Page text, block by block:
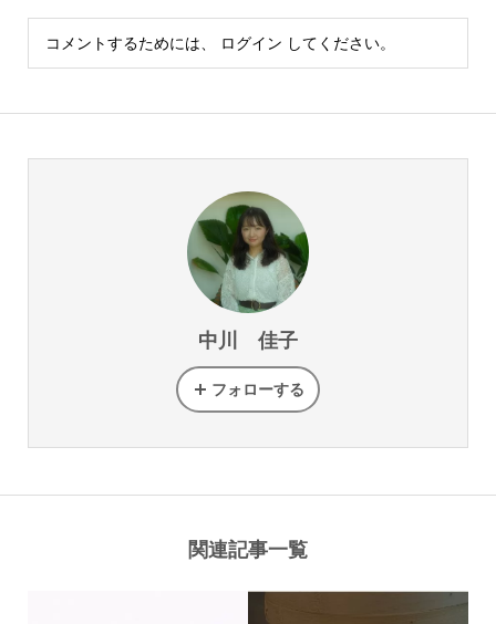
コメントするためには、 ログイン してください。
中川 佳子
フォローする
関連記事一覧